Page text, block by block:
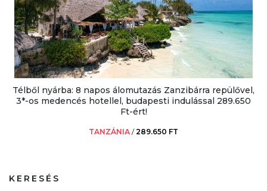
Télből nyárba: 8 napos álomutazás Zanzibárra repülővel,
3*-os medencés hotellel, budapesti indulással 289.650
Ft-ért!
TANZÁNIA /289.650 FT
KERESÉS